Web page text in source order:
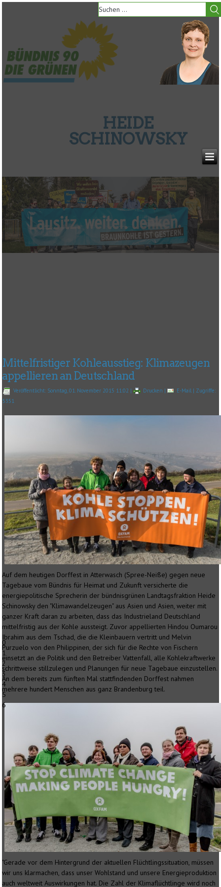
HEIDE
SCHINOWSKY
0
1
2
3
4
5
6
Mittelfristiger Kohleausstieg: Klimazeugen
appellieren an Deutschland
Veröffentlicht: Sonntag, 01. November 2015 11:02 | Drucken | E-Mail | Zugriffe:
5351
Auf dem heutigen Dorffest in Atterwasch (Spree-Neiße) gegen neue
Tagebaue vom Bündnis für Heimat und Zukunft versicherte die
energiepolitische Sprecherin der bündnisgrünen Landtagsfraktion Heide
Schinowsky den "Klimawandelzeugen" aus Asien und Asien, weiter mit
ganzer Kraft daran zu arbeiten, dass das Industrieland Deutschland
mittelfristig aus der Kohle aussteigt. Zuvor appellierten Hindou Oumarou
Ibrahim aus dem Tschad, die die Kleinbauern vertritt und Melvin
Purzuelo von den Philippinen, der sich für die Rechte von Fischern
einsetzt an die Politik und den Betreiber Vattenfall, alle Kohlekraftwerke
schrittweise stillzulegen und Planungen für neue Tagebaue einzustellen.
An dem bereits zum fünften Mal stattfindenden Dorffest nahmen
mehrere hundert Menschen aus ganz Brandenburg teil.
"Gerade vor dem Hintergrund der aktuellen Flüchtlingssituation, müssen
wir uns klarmachen, dass unser Wohlstand und unsere Energieproduktion
auch weltweit Auswirkungen hat. Die Zahl der Klimaflüchtlinge wird noch